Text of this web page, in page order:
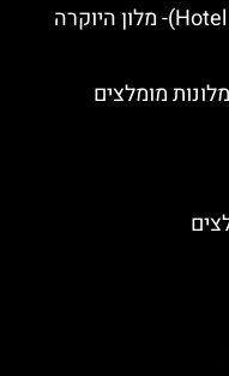
מלון קוורנר באופטייה (Hotel Kvarner)- מלון היוקרה